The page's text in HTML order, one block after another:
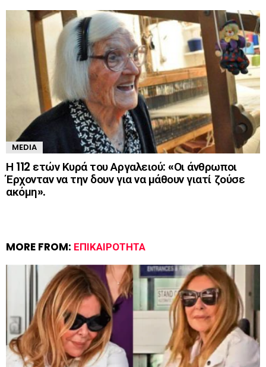
MEDIA
Η 112 ετών Κυρά του Αργαλειού: «Οι άνθρωποι
Έρχονταν να την δουν για να μάθουν γιατί ζούσε
ακόμη».
MORE FROM: ΕΠΙΚΑΙΡΌΤΗΤΑ